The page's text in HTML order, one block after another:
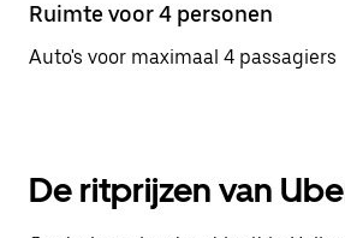
Ruimte voor 4 personen
Auto's voor maximaal 4 passagiers
De ritprijzen van